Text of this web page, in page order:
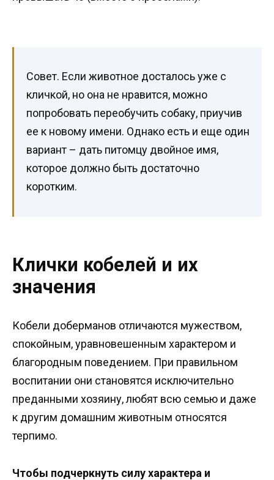
Совет. Если животное досталось уже с
кличкой, но она не нравится, можно
попробовать переобучить собаку, приучив
ее к новому имени. Однако есть и еще один
вариант – дать питомцу двойное имя,
которое должно быть достаточно
коротким.
Клички кобелей и их
значения
Кобели доберманов отличаются мужеством,
спокойным, уравновешенным характером и
благородным поведением. При правильном
воспитании они становятся исключительно
преданными хозяину, любят всю семью и даже
к другим домашним животным относятся
терпимо.
Чтобы подчеркнуть силу характера и